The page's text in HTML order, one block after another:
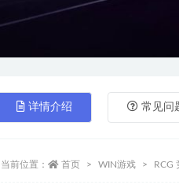
详情介绍 常见问
当前位置： 首页 WIN游戏 RCG